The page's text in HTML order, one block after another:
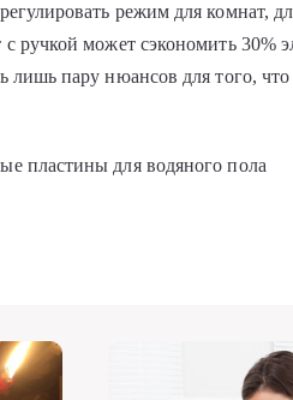
режим для комнат,
ручкой может сэкономить 30%
лишь пару нюансов для того,
пластины для водяного пола